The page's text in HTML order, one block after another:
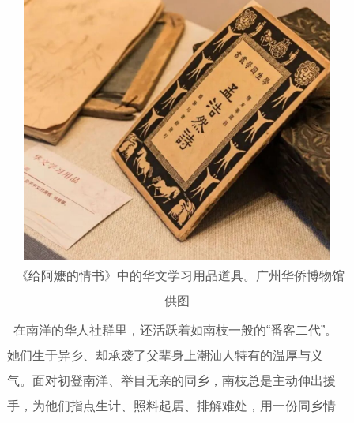
《给阿嬷的情书》中的华文学习用品道具。广州华侨博物馆
供图
在南洋的华人社群里，还活跃着如南枝一般的“番客二代”。
她们生于异乡、却承袭了父辈身上潮汕人特有的温厚与义
气。面对初登南洋、举目无亲的同乡，南枝总是主动伸出援
手，为他们指点生计、照料起居、排解难处，用一份同乡情